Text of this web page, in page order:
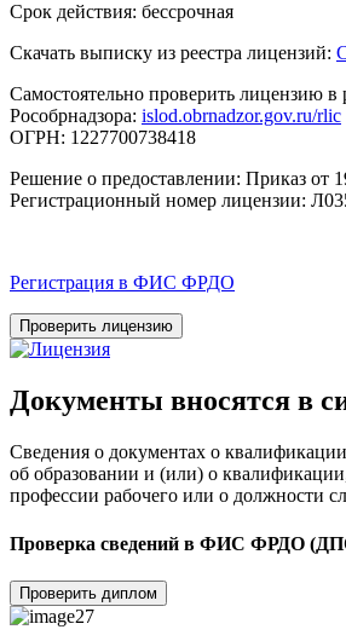
Срок действия: бессрочная
Скачать выписку из реестра лицензий:
Самостоятельно проверить лицензию в
Рособрнадзора: islod.obrnadzor.gov.ru/rlic
ОГРН: 1227700738418
Решение о предоставлении: Приказ от
Регистрационный номер лицензии:
Регистрация в ФИС ФРДО
Проверить лицензию
Документы вносятся в
Сведения о документах о
об образовании и (или) о
профессии рабочего или о должности
Проверка сведений в ФИС ФРДО
Проверить диплом